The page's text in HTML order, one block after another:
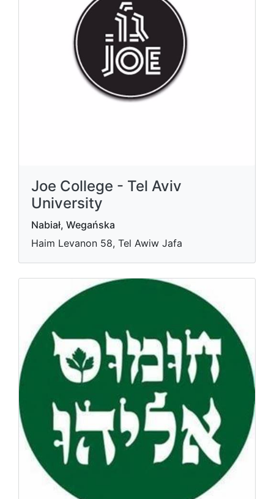
Joe College - Tel Aviv
University
Nabiał, Wegańska
Haim Levanon 58, Tel Awiw Jafa